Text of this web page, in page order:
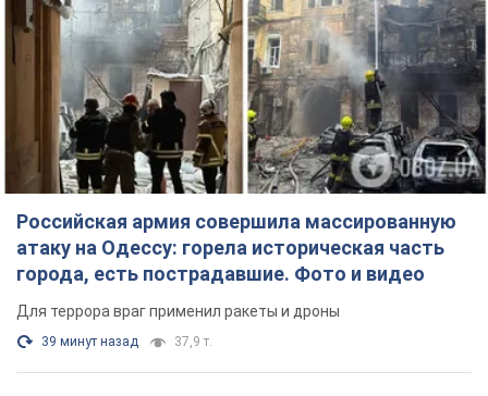
Российская армия совершила массированную
атаку на Одессу: горела историческая часть
города, есть пострадавшие. Фото и видео
Для террора враг применил ракеты и дроны
39 минут назад 37,9 т.